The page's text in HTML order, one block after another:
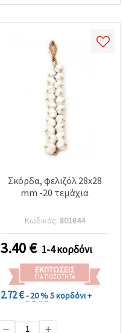
Σκόρδα, φελιζόλ 28x28
mm -20 τεμάχια
Κωδικός: 801844
3.40€ 1-4 κορδόνι
ΕΚΠΤΏΣΕΙΣ
ΓΙΑ ΠΟΣΌΤΗΤΑ
2.72 €- 20 %5 κορδόνι +